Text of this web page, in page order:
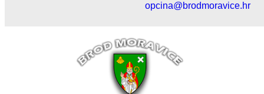
opcina@brodmoravice.hr